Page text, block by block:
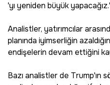
'yı yeniden büyük
Analistler, yatırımcılar
planında iyimserliğin
endişelerin devam ettiğini
Bazı analistler de Trump'ın